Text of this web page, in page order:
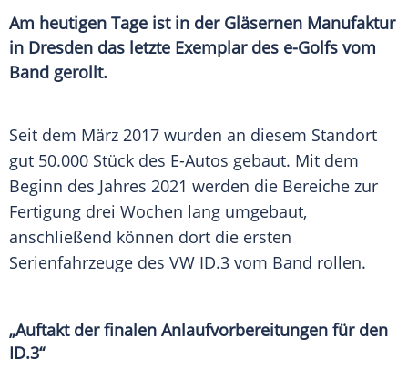
Am heutigen Tage ist in der Gläsernen Manufaktur
in Dresden das letzte Exemplar des e-Golfs vom
Band gerollt.
Seit dem März 2017 wurden an diesem Standort
gut 50.000 Stück des E-Autos gebaut. Mit dem
Beginn des Jahres 2021 werden die Bereiche zur
Fertigung drei Wochen lang umgebaut,
anschließend können dort die ersten
Serienfahrzeuge des VW ID.3 vom Band rollen.
„Auftakt der finalen Anlaufvorbereitungen für den
ID.3“